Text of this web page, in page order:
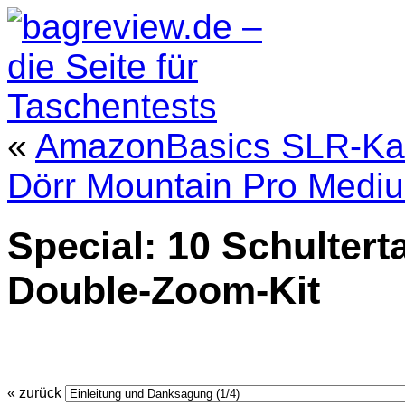
« AmazonBasics SLR-
Dörr Mountain Pro
Special: 10
Double-Zoom-Kit
« zurück